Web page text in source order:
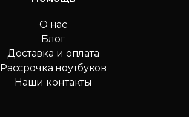
О нас
Блог
Доставка и оплата
Рассрочка ноутбуков
Наши контакты